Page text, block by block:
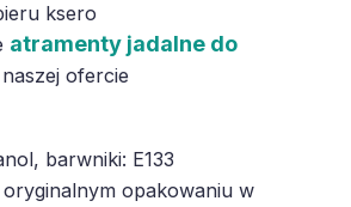
ksero
atramenty jadalne do
ofercie
barwniki: E133
opakowaniu w